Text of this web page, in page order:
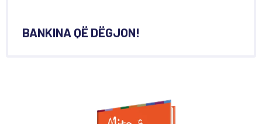
BANKINA QË DËGJON!